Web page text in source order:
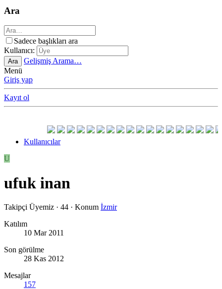
Ara
Sadece başlıkları ara
Kullanıcı:
Ara
Gelişmiş Arama…
Menü
Giriş yap
Kayıt ol
Kullanıcılar
U
ufuk inan
Takipçi Üyemiz · 44 · Konum İzmir
Katılım
10 Mar 2011
Son görülme
28 Kas 2012
Mesajlar
157